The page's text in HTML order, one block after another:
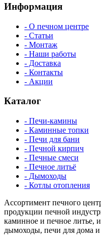
Информация
- О печном центре
- Статьи
- Монтаж
- Наши работы
- Доставка
- Контакты
- Акции
Каталог
- Печи-камины
- Каминные топки
- Печи для бани
- Печной кирпич
- Печные смеси
- Печное литьё
- Дымоходы
- Котлы отопления
Ассортимент печного
продукции печной
каминное и печное литье,
дымоходы, печи для дома